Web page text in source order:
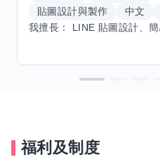
貼圖設計與製作
中文
福利及制度